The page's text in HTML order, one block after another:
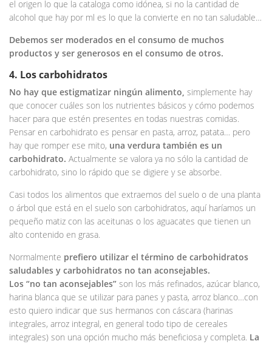
el origen lo que la cataloga como idónea, si no la cantidad de
alcohol que hay por ml es lo que la convierte en no tan saludable…
Debemos ser moderados en el consumo de muchos
productos y ser generosos en el consumo de otros.
4. Los carbohidratos
No hay que estigmatizar ningún alimento, simplemente hay
que conocer cuáles son los nutrientes básicos y cómo podemos
hacer para que estén presentes en todas nuestras comidas.
Pensar en carbohidrato es pensar en pasta, arroz, patata… pero
hay que romper ese mito, una verdura también es un
carbohidrato. Actualmente se valora ya no sólo la cantidad de
carbohidrato, sino lo rápido que se digiere y se absorbe.
Casi todos los alimentos que extraemos del suelo o de una planta
o árbol que está en el suelo son carbohidratos, aquí haríamos un
pequeño matiz con las aceitunas o los aguacates que tienen un
alto contenido en grasa.
Normalmente prefiero utilizar el término de carbohidratos
saludables y carbohidratos no tan aconsejables.
Los “no tan aconsejables” son los más refinados, azúcar blanco,
harina blanca que se utilizar para panes y pasta, arroz blanco…con
esto quiero indicar que sus hermanos con cáscara (harinas
integrales, arroz integral, en general todo tipo de cereales
integrales) son una opción mucho más beneficiosa y completa. La